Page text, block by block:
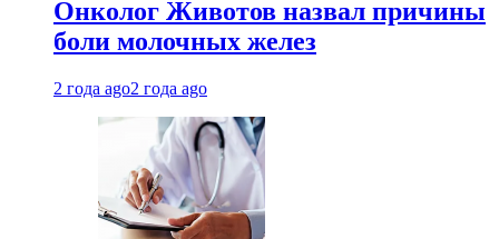
Онколог Животов назвал причины
боли молочных желез
2 года ago2 года ago